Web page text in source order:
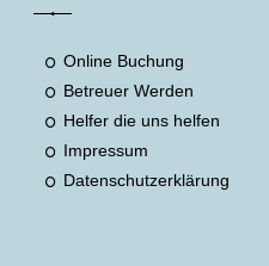
Online Buchung
Betreuer Werden
Helfer die uns helfen
Impressum
Datenschutzerklärung